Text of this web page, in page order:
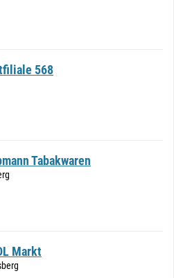
568
Tabakwaren
Markt